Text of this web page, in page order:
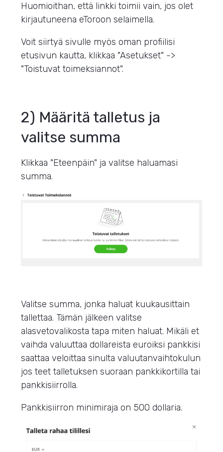
Huomioithan, että linkki toimii vain, jos olet
kirjautuneena eToroon selaimella.
Voit siirtyä sivulle myös oman profiilisi
etusivun kautta, klikkaa "Asetukset" ->
"Toistuvat toimeksiannot".
2) Määritä talletus ja
valitse summa
Klikkaa "Eteenpäin" ja valitse haluamasi
summa.
Valitse summa, jonka haluat kuukausittain
tallettaa. Tämän jälkeen valitse
alasvetovalikosta tapa miten haluat. Mikäli et
vaihda valuuttaa dollareista euroiksi pankkisi
saattaa veloittaa sinulta valuutanvaihtokulun
jos teet talletuksen suoraan pankkikortilla tai
pankkisiirrolla.
Pankkisiirron minimiraja on 500 dollaria.